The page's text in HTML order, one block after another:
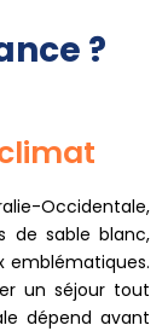
?
Occidentale,
de sable blanc,
emblématiques.
un séjour tout
dépend avant